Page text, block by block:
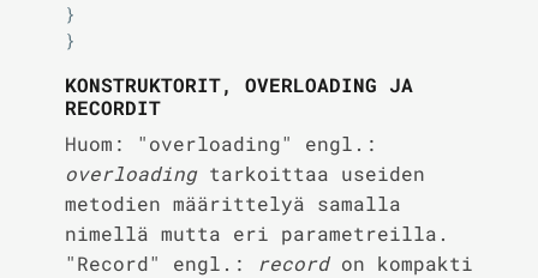
}
KONSTRUKTORIT, OVERLOADING JA
RECORDIT
Huom: "overloading" engl.:
overloadingtarkoittaa useiden
metodien määrittelyä samalla
nimellä mutta eri parametreilla.
"Record" engl.:
recordon kompakti